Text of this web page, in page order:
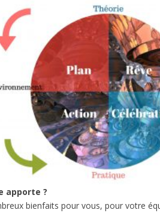
apporte ?
bienfaits pour vous, pour votre